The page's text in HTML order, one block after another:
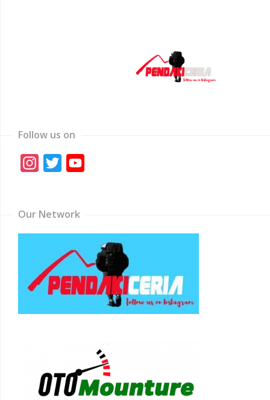
Follow us on
Instagram
Twitter
Our Network